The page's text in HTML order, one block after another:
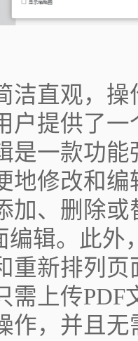
洁直观，
户提供了
是一款功能
地修改和
加、删除
编辑。此
重新排列
需上传
作，并且